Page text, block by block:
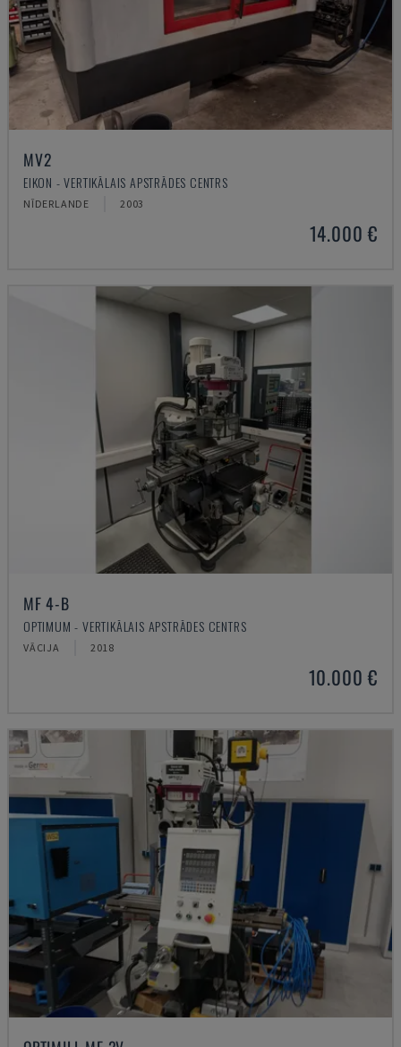
MV2
EIKON - VERTIKĀLAIS APSTRĀDES CENTRS
NĪDERLANDE 2003
14.000 €
MF 4-B
OPTIMUM - VERTIKĀLAIS APSTRĀDES CENTRS
VĀCIJA 2018
10.000 €